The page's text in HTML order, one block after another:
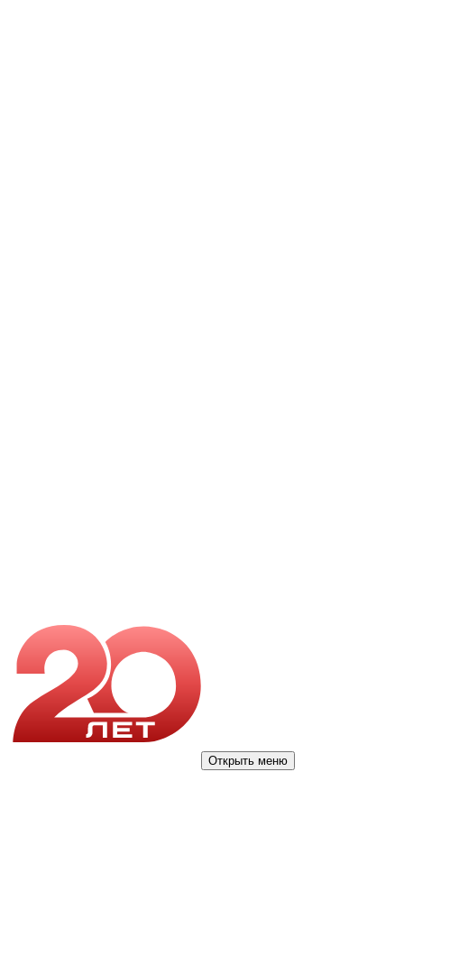
Открыть меню